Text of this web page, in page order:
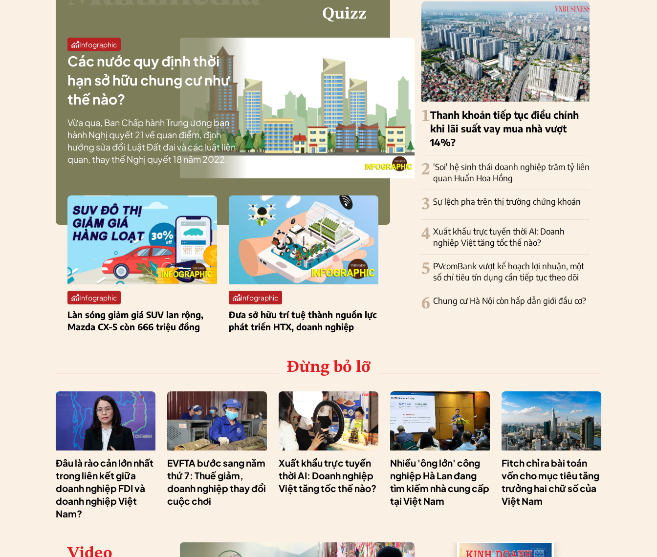
Quizz
Infographic
Các nước quy định thời
hạn sở hữu chung cư như
thế nào?
Vừa qua, Ban Chấp hành Trung ương ban
hành Nghị quyết 21 về quan điểm, định
hướng sửa đổi Luật Đất đai và các luật liên
quan, thay thế Nghị quyết 18 năm 2022.
Infographic
Làn sóng giảm giá SUV lan rộng,
Mazda CX-5 còn 666 triệu đồng
Infographic
Đưa sở hữu trí tuệ thành nguồn lực
phát triển HTX, doanh nghiệp
1Thanh khoản tiếp tục điều chỉnh
khi lãi suất vay mua nhà vượt
14%?
2 'Soi' hệ sinh thái doanh nghiệp trăm tỷ liên
quan Huấn Hoa Hồng
3 Sự lệch pha trên thị trường chứng khoán
4 Xuất khẩu trực tuyến thời AI: Doanh
nghiệp Việt tăng tốc thế nào?
5 PVcomBank vượt kế hoạch lợi nhuận, một
số chỉ tiêu tín dụng cần tiếp tục theo dõi
6 Chung cư Hà Nội còn hấp dẫn giới đầu cơ?
Đừng bỏ lỡ
Đâu là rào cản lớn nhất
trong liên kết giữa
doanh nghiệp FDI và
doanh nghiệp Việt
Nam?
EVFTA bước sang năm
thứ 7: Thuế giảm,
doanh nghiệp thay đổi
cuộc chơi
Xuất khẩu trực tuyến
thời AI: Doanh nghiệp
Việt tăng tốc thế nào?
Nhiều 'ông lớn' công
nghiệp Hà Lan đang
tìm kiếm nhà cung cấp
tại Việt Nam
Fitch chỉ ra bài toán
vốn cho mục tiêu tăng
trưởng hai chữ số của
Việt Nam
Video